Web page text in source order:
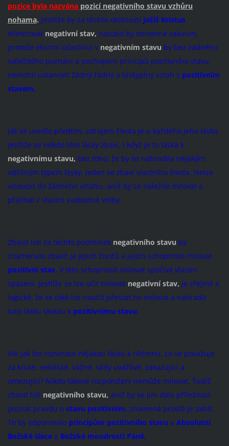
pozice byla nazvána pozicí negativního stavu vzhůru
nohama. Jestliže by za těchto okolností Ježíš Kristus
eliminoval negativní stav, nastalo by ohromné vakuum,
protože všichni účastníci v negativním stavu by bez žádného
náležitého poznání a pochopení principů pozitivního stavu
nemohli ustanovit žádný řádný a láskyplný vztah s pozitivním
stavem.
Jak se uvedlo předtím, zdrojem života je u každého jeho láska.
Jestliže se někdo této lásky zbaví, i když je to láska k
negativnímu stavu, bez toho, že by se nahradila nějakým
odlišným typem lásky, jeden se zbaví vlastního života. Nelze
vstoupit do žádného vztahu, aniž by se náležitě miloval a
přijímal z vlastní svobodné volby.
Zbavit lidi za těchto podmínek negativního stavu by
znamenalo zbavit je jejich životů a jejich schopnosti milovat
pozitivní stav. V této schopnosti milovat spočívá vlastní
spasení. Jestliže se lze učit milovat negativní stav, je zřejmé a
logické, že se také lze naučit přestat ho milovat a nahradit
tuto lásku láskou k pozitivnímu stavu.
Ale jak lze rozvinout nějakou lásku k něčemu, co se považuje
za kruté, nelidské, vážné, vždy uvážlivé, zakazující a
omezující? Nikdo takové rozpoložení nemůže milovat. Tudíž
zbavit lidi negativního stavu, aniž by se jim dala příležitost
poznat pravdu o stavu pozitivním, znamená prostě je zabít.
To by odporovalo principům pozitivního stavu a Absolutní
Božské láscea Božské moudrostí Páně.